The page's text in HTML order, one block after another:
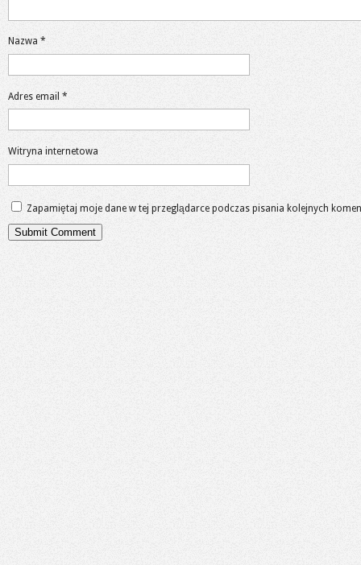
Nazwa *
Adres email *
Witryna internetowa
Zapamiętaj moje dane w tej przeglądarce podczas pisania kolejnych